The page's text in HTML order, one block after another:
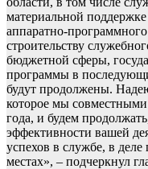
материальной
аппаратно-
строительству
бюджетной сферы,
программы в
будут продолжены.
которое мы
года, и будем
эффективности вашей
успехов в службе, в
местах», – подчеркнул